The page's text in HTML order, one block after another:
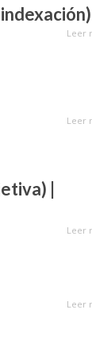
Leer
Leer
|
Leer
Leer